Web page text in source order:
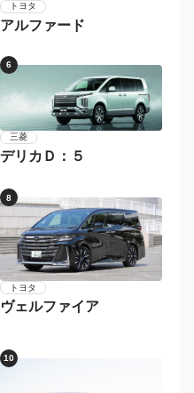
トヨタ
アルファード
6
三菱
デリカＤ：５
8
トヨタ
ヴェルファイア
10